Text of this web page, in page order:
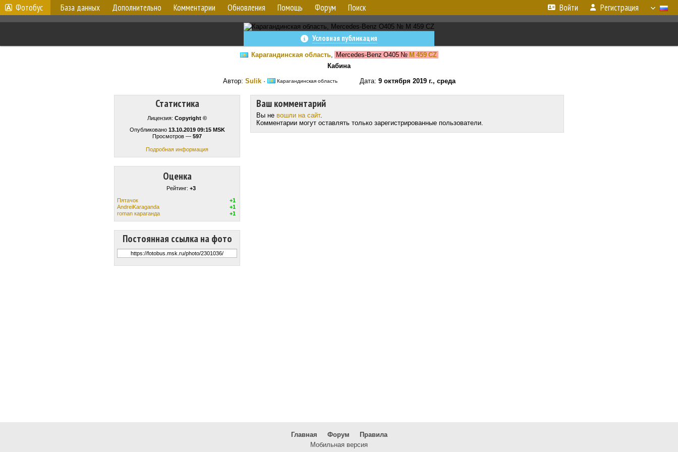
Фотобус База данных Дополнительно Комментарии Обновления Помощь Форум Поиск Войти Регистрация
Условная публикация
Карагандинская область, Mercedes-Benz O405№ M 459 CZ
Кабина
Автор: Sulik· Карагандинская областьДата: 9 октября 2019 г., среда
Статистика
Лицензия: Copyright ©
Опубликовано 13.10.2019 09:15 MSK
Просмотров — 597
Подробная информация
Оценка
Рейтинг: +3
Пятачок
+1
AndreiKaraganda
+1
roman караганда
+1
Постоянная ссылка на фото
Ваш комментарий
Вы не вошли на сайт.
Комментарии могут оставлять только зарегистрированные пользователи.
Главная Форум
Правила
Мобильная версия